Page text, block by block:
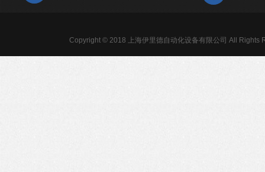
Copyright © 2018 上海伊里德自动化设备有限公司 All Rights